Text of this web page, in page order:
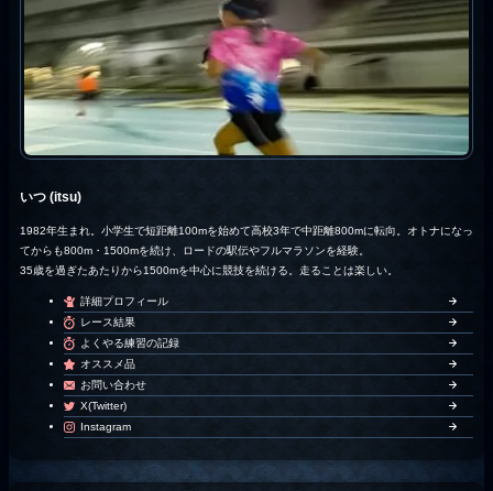
いつ (itsu)
1982年生まれ。小学生で短距離100mを始めて高校3年で中距離800mに転向。オトナになっ
てからも800m・1500mを続け、ロードの駅伝やフルマラソンを経験。
35歳を過ぎたあたりから1500mを中心に競技を続ける。走ることは楽しい。
詳細プロフィール
レース結果
よくやる練習の記録
オススメ品
お問い合わせ
X(Twitter)
Instagram